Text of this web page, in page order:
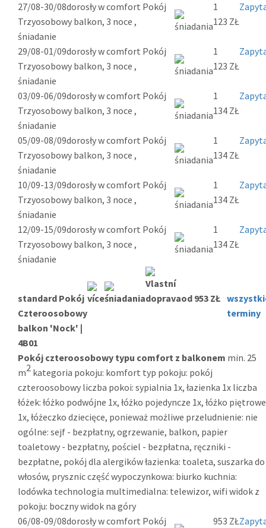
27/08-30/08dorosły w comfort Pokój
Trzyosobowy balkon, 3 noce ,
śniadanie
1
123 ZŁ
29/08-01/09dorosły w comfort Pokój
Trzyosobowy balkon, 3 noce ,
śniadanie
1
123 ZŁ
03/09-06/09dorosły w comfort Pokój
Trzyosobowy balkon, 3 noce ,
śniadanie
1
134 ZŁ
05/09-08/09dorosły w comfort Pokój
Trzyosobowy balkon, 3 noce ,
śniadanie
1
134 ZŁ
10/09-13/09dorosły w comfort Pokój
Trzyosobowy balkon, 3 noce ,
śniadanie
1
134 ZŁ
12/09-15/09dorosły w comfort Pokój
Trzyosobowy balkon, 3 noce ,
śniadanie
1
134 ZŁ
standard Pokój
Czteroosobowy
balkon 'Nock' |
4B01
od 953 ZŁ
terminy
Pokój czteroosobowy typu comfort z balkonem min. 25
m2 kategoria pokoju: komfort typ pokoju: pokój
czteroosobowy liczba pokoi: sypialnia 1x, łazienka 1x liczba
łóżek: łóżko podwójne 1x, łóżko pojedyncze 1x, łóżko piętrowe
1x, łóżeczko dziecięce, ponieważ możliwe przeludnienie: nie
ogólne: sejf - bezpłatny, ogrzewanie, balkon, papier
toaletowy - bezpłatny, pościel - bezpłatna, ręczniki -
bezpłatne, pokój dla alergików łazienka: toaleta, suszarka do
włosów, prysznic część wypoczynkowa: biurko kuchnia:
lodówka technologia multimedialna: telewizor, wifi widok z
pokoju: boczny widok na góry
06/08-09/08dorosły w comfort Pokój
953 ZŁ